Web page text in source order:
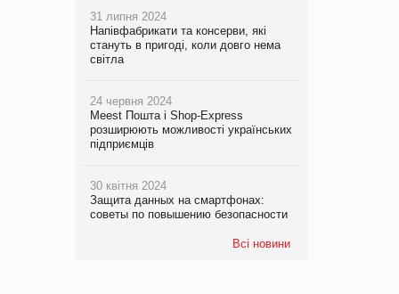
31 липня 2024
Напівфабрикати та консерви, які
стануть в пригоді, коли довго нема
світла
24 червня 2024
Meest Пошта і Shop-Express
розширюють можливості українських
підприємців
30 квітня 2024
Защита данных на смартфонах:
советы по повышению безопасности
Всі новини